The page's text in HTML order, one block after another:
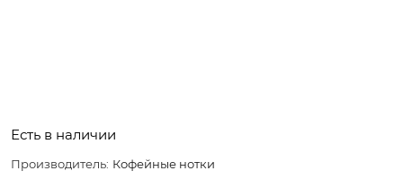
Есть в наличии
Производитель: Кофейные нотки